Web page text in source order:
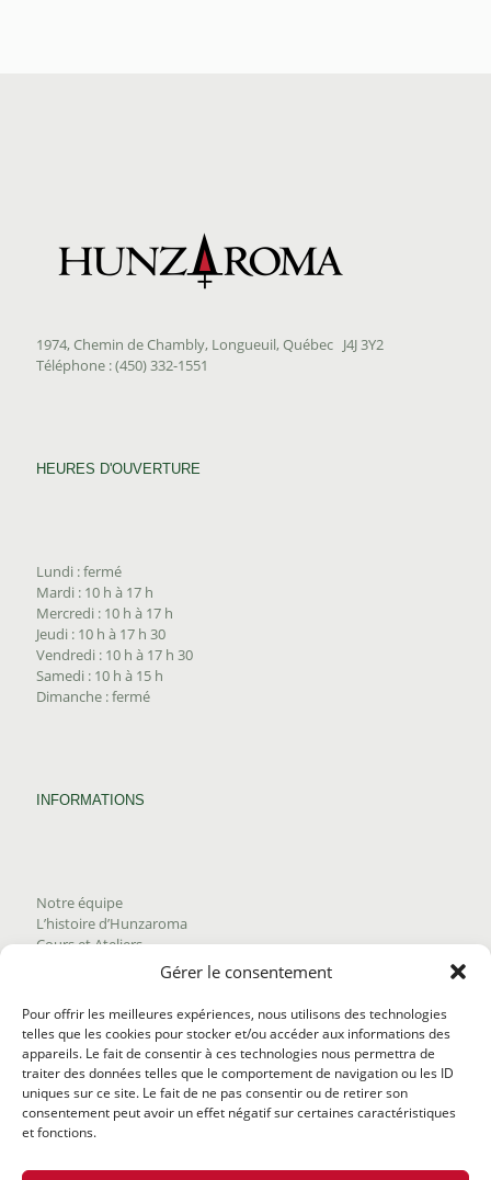
Gérer le consentement
Pour offrir les meilleures expériences, nous utilisons des technologies
telles que les cookies pour stocker et/ou accéder aux informations des
appareils. Le fait de consentir à ces technologies nous permettra de
traiter des données telles que le comportement de navigation ou les ID
uniques sur ce site. Le fait de ne pas consentir ou de retirer son
consentement peut avoir un effet négatif sur certaines caractéristiques
et fonctions.
1974, Chemin de Chambly, Longueuil, Québec J4J 3Y2
Téléphone : (450) 332-1551
HEURES D'OUVERTURE
Lundi : fermé
Mardi : 10 h à 17 h
Mercredi : 10 h à 17 h
Jeudi : 10 h à 17 h 30
Vendredi : 10 h à 17 h 30
Samedi : 10 h à 15 h
Dimanche : fermé
INFORMATIONS
Notre équipe
L’histoire d’Hunzaroma
Cours et Ateliers
Trouver nos produits
Politique de frais d'envoi
Termes et conditions
Politique de remboursement